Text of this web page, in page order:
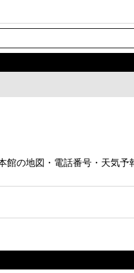
の地図・電話番号・天気